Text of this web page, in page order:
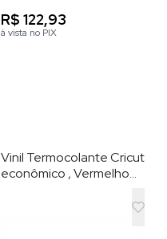
R$ 122,93
à vista no PIX
Vinil Termocolante Cricut
econômico , Vermelho